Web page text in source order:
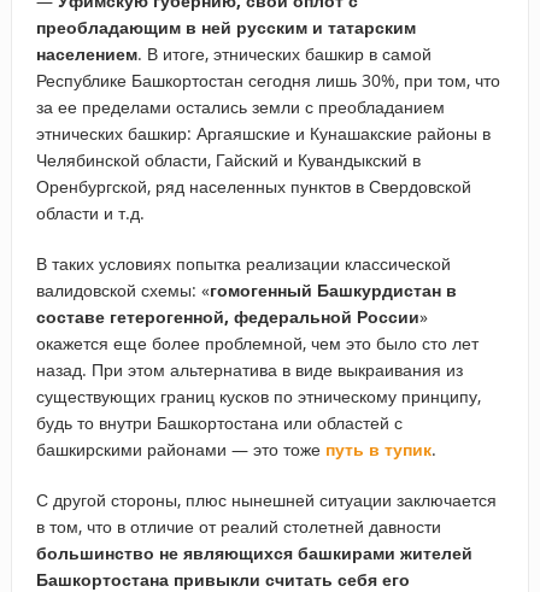
преобладающим в ней русским и татарским
населением. В итоге, этнических башкир в самой
Республике Башкортостан сегодня лишь 30%, при том, что
за ее пределами остались земли с преобладанием
этнических башкир: Аргаяшские и Кунашакские районы в
Челябинской области, Гайский и Кувандыкский в
Оренбургской, ряд населенных пунктов в Свердовской
области и т.д.
В таких условиях попытка реализации классической
валидовской схемы: «гомогенный Башкурдистан в
составе гетерогенной, федеральной России»
окажется еще более проблемной, чем это было сто лет
назад. При этом альтернатива в виде выкраивания из
существующих границ кусков по этническому принципу,
будь то внутри Башкортостана или областей с
башкирскими районами — это тоже путь в тупик.
С другой стороны, плюс нынешней ситуации заключается
в том, что в отличие от реалий столетней давности
большинство не являющихся башкирами жителей
Башкортостана привыкли считать себя его